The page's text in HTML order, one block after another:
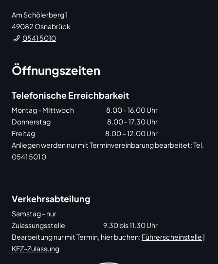
Am Schölerberg 1
49082 Osnabrück
0541 5010
Öffnungszeiten
Telefonische Erreichbarkeit
Montag - MIttwoch
8.00 - 16.00 Uhr
Donnerstag
8.00 - 17.30 Uhr
Freitag
8.00 – 12.00 Uhr
Anliegen werden nur mit Terminvereinbarung bearbeitet: Tel.
0541 501 0
Verkehrsabteilung
Samstag - nur
Zulassungsstelle
9.30 bis 11.30 Uhr
Bearbeitung nur mit Termin, hier buchen: Führerscheinstelle |
KFZ-Zulassung